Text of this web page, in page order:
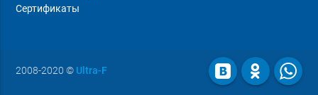
Сертификаты
2008-2020 © Ultra-F